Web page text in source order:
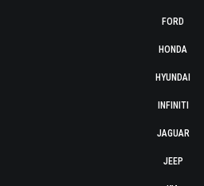
FORD
HONDA
HYUNDAI
INFINITI
JAGUAR
JEEP